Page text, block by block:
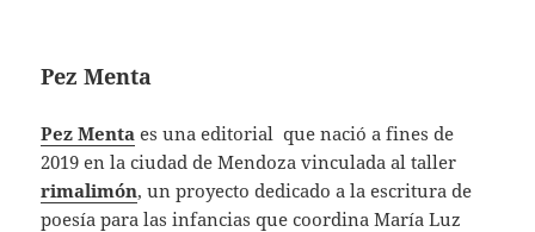
Pez Menta
Pez Menta es una editorial que nació a fines de
2019 en la ciudad de Mendoza vinculada al taller
rimalimón, un proyecto dedicado a la escritura de
poesía para las infancias que coordina María Luz